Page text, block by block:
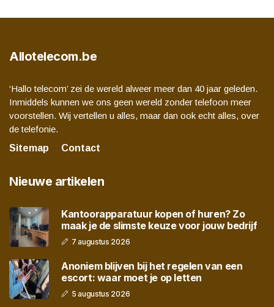
Allotelecom.be
‘Hallo telecom’ zei de wereld alweer meer dan 40 jaar geleden.
Inmiddels kunnen we ons geen wereld zonder telefoon meer
voorstellen. Wij vertellen u alles, maar dan ook echt alles, over
de telefonie.
Sitemap
Contact
Nieuwe artikelen
Kantoorapparatuur kopen of huren? Zo
maak je de slimste keuze voor jouw bedrijf
7 augustus 2026
Anoniem blijven bij het regelen van een
escort: waar moet je op letten
5 augustus 2026